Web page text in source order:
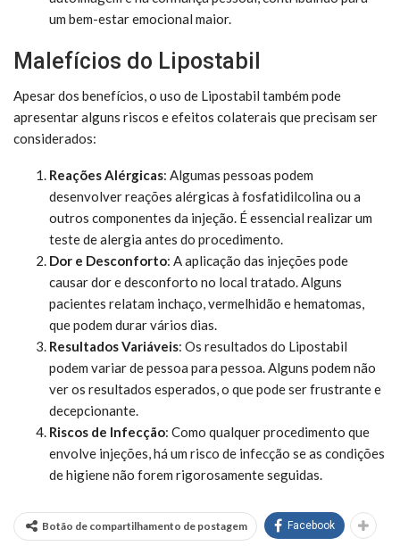
um bem-estar emocional maior.
Malefícios do Lipostabil
Apesar dos benefícios, o uso de Lipostabil também pode
apresentar alguns riscos e efeitos colaterais que precisam ser
considerados:
Reações Alérgicas: Algumas pessoas podem
desenvolver reações alérgicas à fosfatidilcolina ou a
outros componentes da injeção. É essencial realizar um
teste de alergia antes do procedimento.
Dor e Desconforto: A aplicação das injeções pode
causar dor e desconforto no local tratado. Alguns
pacientes relatam inchaço, vermelhidão e hematomas,
que podem durar vários dias.
Resultados Variáveis: Os resultados do Lipostabil
podem variar de pessoa para pessoa. Alguns podem não
ver os resultados esperados, o que pode ser frustrante e
decepcionante.
Riscos de Infecção: Como qualquer procedimento que
envolve injeções, há um risco de infecção se as condições
de higiene não forem rigorosamente seguidas.
Botão de compartilhamento de postagem Facebook